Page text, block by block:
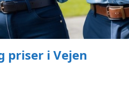
priser i Vejen